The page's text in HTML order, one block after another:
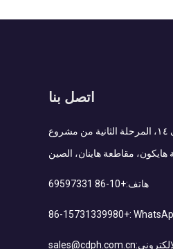
اتصل بنا
Add : الغرفة ١٢٠٧–١٢٠٨، الطابق الثاني عشر، المبنى ١٤، المرحلة الثانية من مشروع
هايكون، مقاطعة هاينان، الصين
هاتف:+86-10 69597331
+86-15731339980
sales@cdph.com.cn